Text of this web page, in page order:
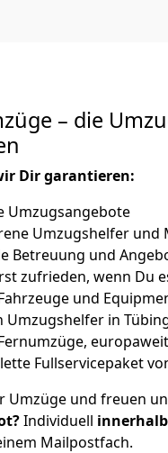
– die
Dir garantieren:
Umzugsangebote
Umzugshelfer und
Betreuung und
zufrieden, wenn Du
und
Umzugshelfer in
europaweit
Fullservicepaket
Umzüge und freuen
Individuell
Mailpostfach.